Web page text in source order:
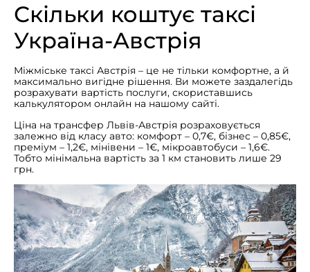
Скільки коштує таксі
Україна-Австрія
Міжміське таксі Австрія – це не тільки комфортне, а й
максимально вигідне рішення. Ви можете заздалегідь
розрахувати вартість послуги, скориставшись
калькулятором онлайн на нашому сайті.
Ціна на трансфер Львів-Австрія розраховується
залежно від класу авто: комфорт – 0,7€, бізнес – 0,85€,
преміум – 1,2€, мінівени – 1€, мікроавтобуси – 1,6€.
Тобто мінімальна вартість за 1 км становить лише 29
грн.